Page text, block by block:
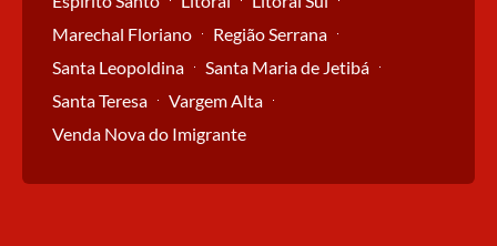
Marechal Floriano
Região Serrana
Santa Leopoldina
Santa Maria de Jetibá
Santa Teresa
Vargem Alta
Venda Nova do Imigrante